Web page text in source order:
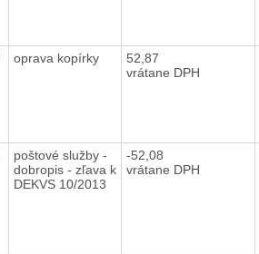
oprava kopírky
52,87
vrátane DPH
poštové služby -
dobropis - zľava k
DEKVS 10/2013
-52,08
vrátane DPH